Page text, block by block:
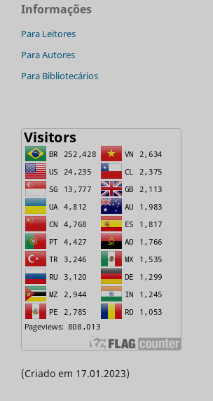
Informações
Para Leitores
Para Autores
Para Bibliotecários
(Criado em 17.01.2023)